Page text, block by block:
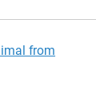
from